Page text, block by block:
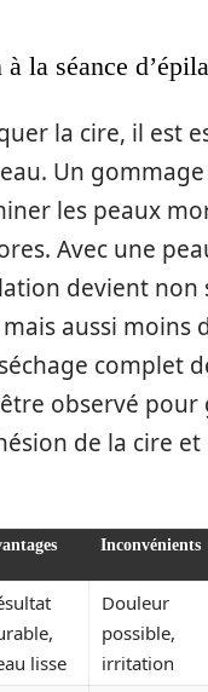
à la séance
la cire, il est
Un
les peaux
Avec une
devient
aussi moins
complet
observé
de la cire
Inconvénients
lisse
Douleur
possible,
irritation